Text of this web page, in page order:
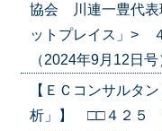
協会 川連一豊代表
ットプレイス」>
（2024年9月12日
【ＥＣコンサルタ
析」】 □□４２５